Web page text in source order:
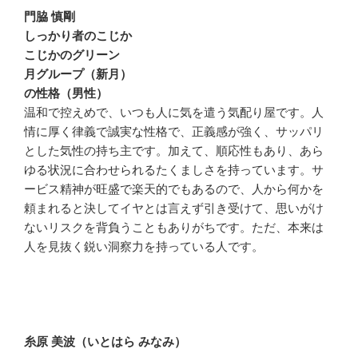
門脇 慎剛
しっかり者のこじか
こじかのグリーン
月グループ（新月）
の性格（男性）
温和で控えめで、いつも人に気を遣う気配り屋です。人
情に厚く律義で誠実な性格で、正義感が強く、サッパリ
とした気性の持ち主です。加えて、順応性もあり、あら
ゆる状況に合わせられるたくましさを持っています。サ
ービス精神が旺盛で楽天的でもあるので、人から何かを
頼まれると決してイヤとは言えず引き受けて、思いがけ
ないリスクを背負うこともありがちです。ただ、本来は
人を見抜く鋭い洞察力を持っている人です。
糸原 美波（いとはら みなみ）